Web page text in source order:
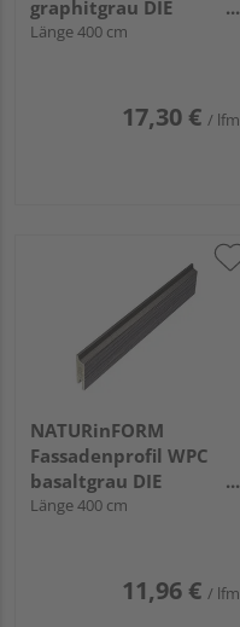
graphitgrau DIE
GESTALTENDE -
Länge 400 cm
17,30 € / lfm
NATURinFORM
Fassadenprofil WPC
basaltgrau DIE
GESTALTENDE
Länge 400 cm
11,96 € / lfm